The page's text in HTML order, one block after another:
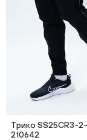
Трико SS25CR3-
210642